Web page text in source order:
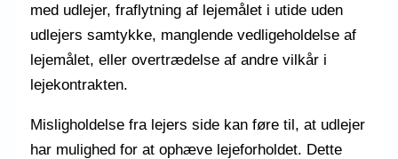
med udlejer, fraflytning af lejemålet i utide uden
udlejers samtykke, manglende vedligeholdelse af
lejemålet, eller overtrædelse af andre vilkår i
lejekontrakten.
Misligholdelse fra lejers side kan føre til, at udlejer
har mulighed for at ophæve lejeforholdet. Dette